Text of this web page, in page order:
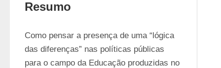
Resumo
Como pensar a presença de uma “lógica
das diferenças” nas políticas públicas
para o campo da Educação produzidas no